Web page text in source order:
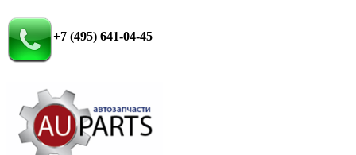
+7 (495) 641-04-45